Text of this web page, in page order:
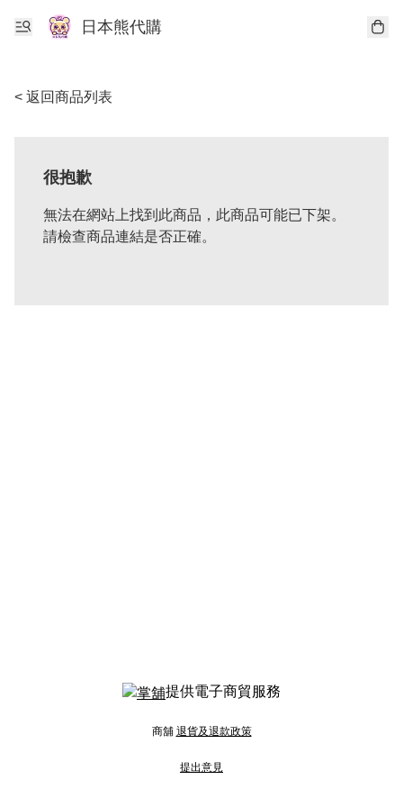
日本熊代購
< 返回商品列表
很抱歉
無法在網站上找到此商品，此商品可能已下架。
請檢查商品連結是否正確。
提供電子商貿服務
商舖 退貨及退款政策
提出意見